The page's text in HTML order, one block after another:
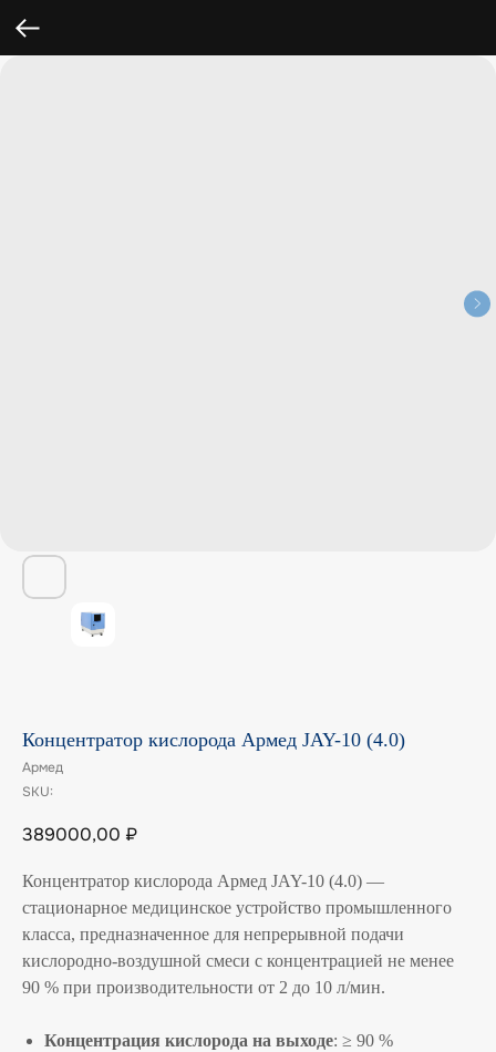
Концентратор кислорода Армед JAY-10 (4.0)
Армед
SKU:
389000,00 ₽
Концентратор кислорода Армед JAY-10 (4.0) —
стационарное медицинское устройство промышленного
класса, предназначенное для непрерывной подачи
кислородно-воздушной смеси с концентрацией не менее
90 % при производительности от 2 до 10 л/мин.
Концентрация кислорода на выходе: ≥ 90 %